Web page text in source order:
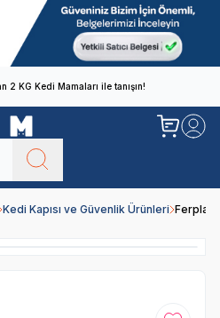
2 KG Kedi Mamaları ile tanışın!
Kedi Kapısı ve Güvenlik Ürünleri Ferplast